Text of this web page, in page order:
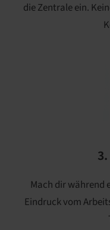
die Zentrale ein.
Mach dir während
Eindruck vom